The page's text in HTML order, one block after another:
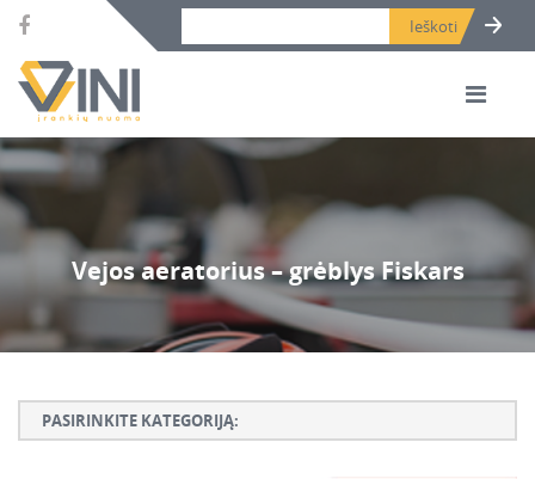
Search bar place.
Vejos aeratorius – grėblys Fiskars
PASIRINKITE KATEGORIJĄ: